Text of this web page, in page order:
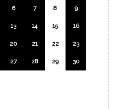
6 7 8 9
13 14 15 16
20 21 22 23
27 28 29 30